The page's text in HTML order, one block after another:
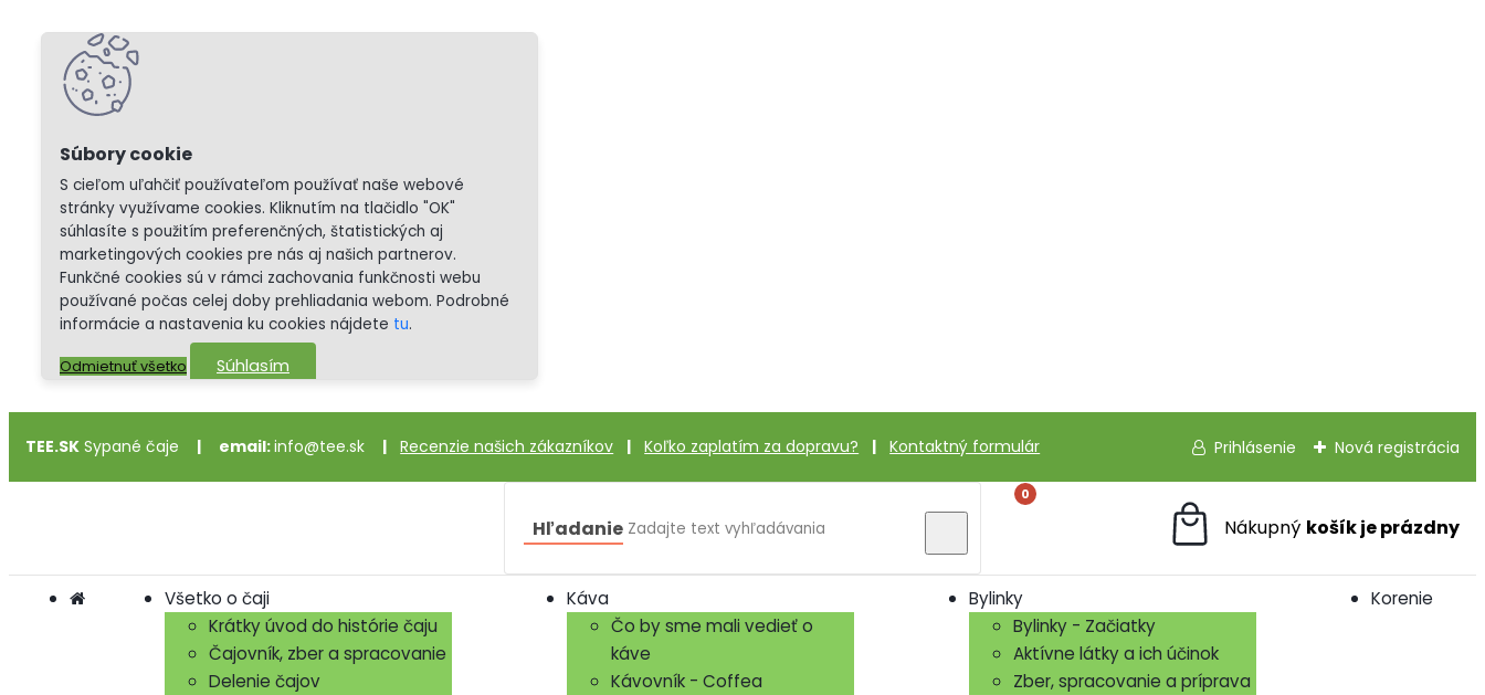
S cieľom uľahčiť používateľom používať naše webové
stránky využívame cookies. Kliknutím na tlačidlo "OK"
súhlasíte s použitím preferenčných, štatistických aj
marketingových cookies pre nás aj našich partnerov.
Funkčné cookies sú v rámci zachovania funkčnosti webu
používané počas celej doby prehliadania webom. Podrobné
informácie a nastavenia ku cookies nájdete tu.
Odmietnuť všetko Súhlasím
TEE.SK Sypané čaje | email:info@tee.sk |Recenzie našich zákazníkov |Koľko zaplatím za dopravu? |Kontaktný formulár Prihlásenie Nová registrácia
Všetko o čaji
Krátky úvod do histórie čaju
Čajovník, zber a spracovanie
Delenie čajov
Káva
Čo by sme mali vedieť o
káve
Kávovník - Coffea
Bylinky
Bylinky - Začiatky
Aktívne látky a ich účinok
Zber, spracovanie a príprava
Korenie
Hľadanie
0